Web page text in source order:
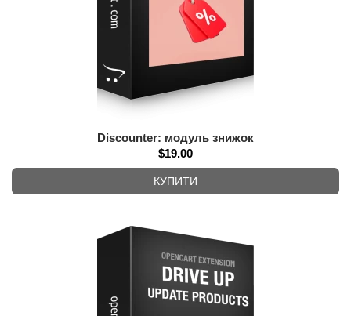
Discounter: модуль знижок
$19.00
КУПИТИ